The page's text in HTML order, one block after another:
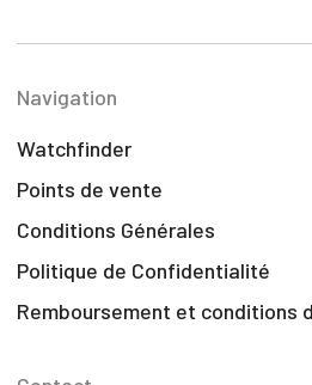
Navigation
Watchfinder
Points de vente
Conditions Générales
Politique de Confidentialité
Remboursement et conditions